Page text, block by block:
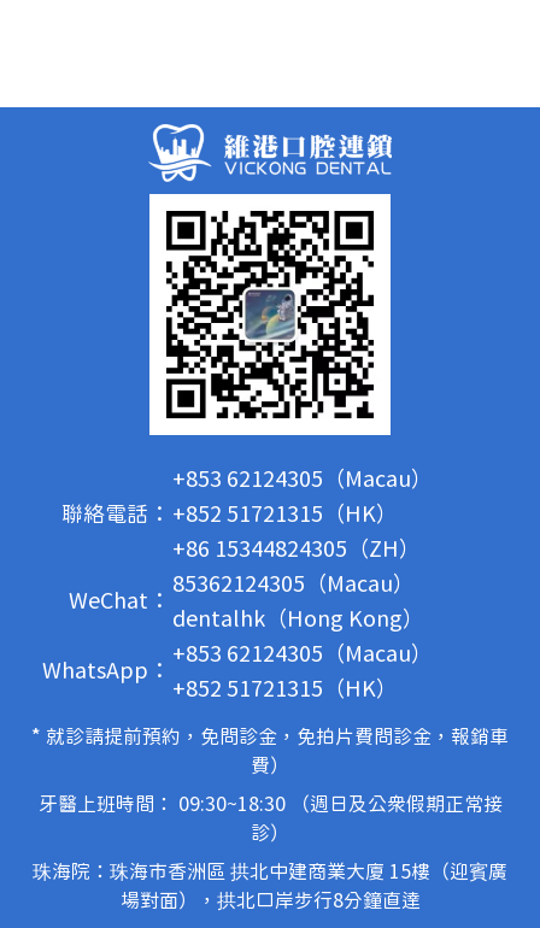
聯絡電話：
+853 62124305（Macau）
+852 51721315（HK）
+86 15344824305（ZH）
WeChat：
85362124305（Macau）
dentalhk（Hong Kong）
WhatsApp：
+853 62124305（Macau）
+852 51721315（HK）
* 就診請提前預約，免問診金，免拍片費問診金，報銷車
費）
牙醫上班時間： 09:30~18:30 （週日及公眾假期正常接
診）
珠海院：珠海市香洲區 拱北中建商業大廈 15樓（迎賓廣
場對面），拱北口岸步行8分鐘直達